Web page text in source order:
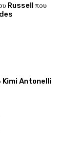
Russell που
ο Kimi Antonelli